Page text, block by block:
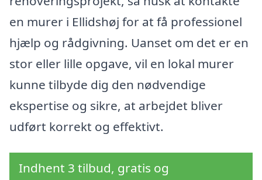
en murer i Ellidshøj for at få professionel
hjælp og rådgivning. Uanset om det er en
stor eller lille opgave, vil en lokal murer
kunne tilbyde dig den nødvendige
ekspertise og sikre, at arbejdet bliver
udført korrekt og effektivt.
Indhent 3 tilbud, gratis og